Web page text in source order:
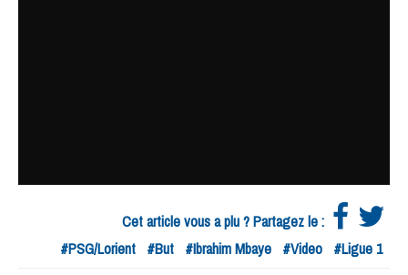
Cet article vous a plu ? Partagez le :
#PSG/Lorient #But #Ibrahim Mbaye #Video #Ligue 1